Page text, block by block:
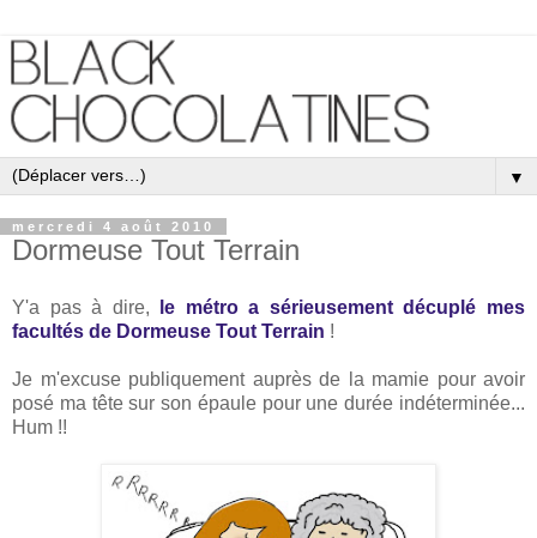
▼
mercredi 4 août 2010
Dormeuse Tout Terrain
Y'a pas à dire,
le métro a sérieusement décuplé mes
facultés de Dormeuse Tout Terrain !
Je m'excuse publiquement auprès de la mamie pour avoir
posé ma tête sur son épaule pour une durée indéterminée...
Hum !!